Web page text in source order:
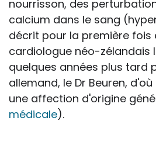
nourrisson, des
calcium dans le sang
décrit pour la première fois
cardiologue néo-zélandais
quelques années plus tard
allemand, le Dr Beuren,
une affection d'origine
médicale).